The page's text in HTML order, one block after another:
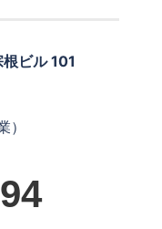
ビル 101